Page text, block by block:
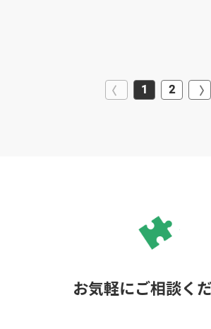
1 2
お気軽にご相談く